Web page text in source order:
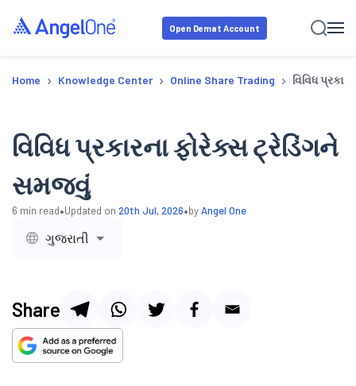
Open Demat Account
Home › Knowledge Center › Online Share Trading › વિવિધ
વિવિધ પ્રકારના ફોરેક્સ ટ્રેડિંગને
સમજવું
6 min read•Updated on 20th Jul, 2026•byAngel One
ગુજરાતી
Share